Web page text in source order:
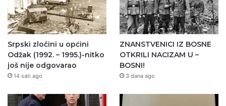
Srpski zločini u općini
Odžak (1992. – 1995.)-nitko
još nije odgovarao
14 sati ago
ZNANSTVENICI IZ BOSNE
OTKRILI NACIZAM U –
BOSNI!
3 dana ago